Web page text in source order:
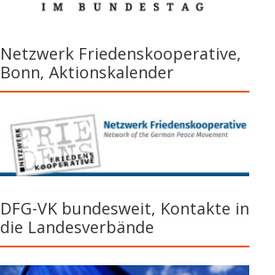
Netzwerk Friedenskooperative,
Bonn, Aktionskalender
DFG-VK bundesweit, Kontakte in
die Landesverbände